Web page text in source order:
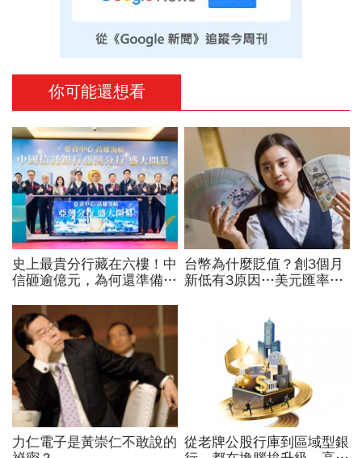
你可能還想看
史上最貴分行藏在六樓！中
信砸逾億元，為何還準備一
台幣為什麼貶值？創3個月
新低有3原因…美元匯率接
力仁電子是黃崇仁不敢說的 從老牌公股行庫到區域型銀